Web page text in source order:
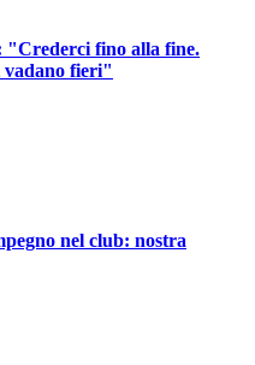
"Crederci fino alla fine.
vadano fieri"
nel club: nostra